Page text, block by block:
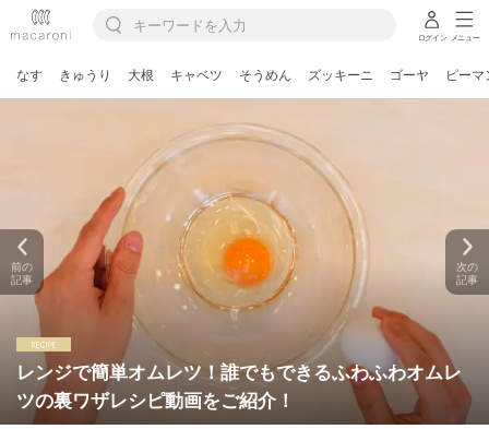
ログイン メニュー
なす きゅうり 大根 キャベツ そうめん ズッキーニ ゴーヤ ピーマ
レンジで簡単オムレツ！誰でもできるふわふわオムレ
ツの裏ワザレシピ動画をご紹介！
前の
記事
次の
記事